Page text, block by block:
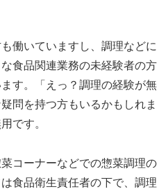
働いていますし、調理などに
食品関連業務の未経験者の方
す。「えっ？調理の経験が無
問を持つ方もいるかもしれま
です。
コーナーなどでの惣菜調理の
食品衛生責任者の下で、調理